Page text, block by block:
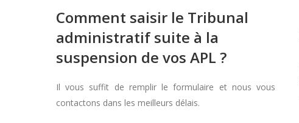
Comment saisir le Tribunal
administratif suite à la
suspension de vos APL ?
Il vous suffit de remplir le formulaire et nous vous
contactons dans les meilleurs délais.